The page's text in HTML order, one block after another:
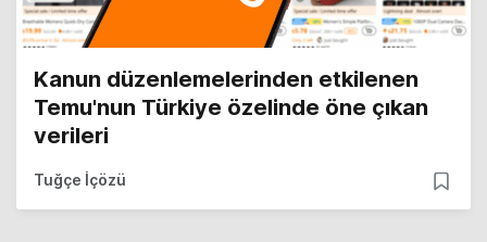
Kanun düzenlemelerinden etkilenen
Temu'nun Türkiye özelinde öne çıkan
verileri
Tuğçe İçözü